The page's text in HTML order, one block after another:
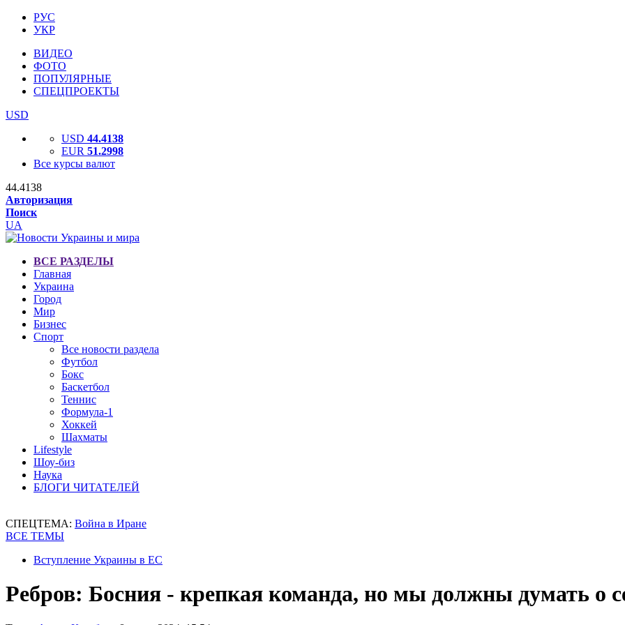
РУС
УКР
ВИДЕО
ФОТО
ПОПУЛЯРНЫЕ
СПЕЦПРОЕКТЫ
USD
USD 44.4138
EUR 51.2998
Все курсы валют
44.4138
Авторизация
Поиск
UA
ВСЕ РАЗДЕЛЫ
Главная
Украина
Город
Мир
Бизнес
Спорт
Все новости раздела
Футбол
Бокс
Баскетбол
Теннис
Формула-1
Хоккей
Шахматы
Lifestyle
Шоу-биз
Наука
БЛОГИ ЧИТАТЕЛЕЙ
СПЕЦТЕМА: Война в Иране
ВСЕ ТЕМЫ
Вступление Украины в ЕС
Ребров: Босния - крепкая команда, но мы должны думать о